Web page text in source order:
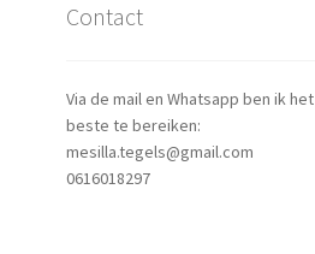
Contact
Via de mail en Whatsapp ben ik het
beste te bereiken:
mesilla.tegels@gmail.com
0616018297